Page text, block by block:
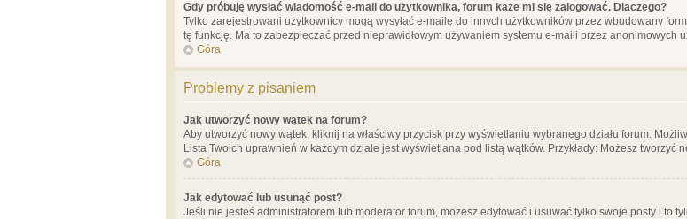
Gdy próbuję wysłać wiadomość e-mail do użytkownika, forum każe mi się zalogować. Dlaczego?
Tylko zarejestrowani użytkownicy mogą wysyłać e-maile do innych użytkowników przez wbudowany
tę funkcję. Ma to zabezpieczać przed nieprawidłowym używaniem systemu e-maili przez anonimowych
Góra
Problemy z pisaniem
Jak utworzyć nowy wątek na forum?
Aby utworzyć nowy wątek, kliknij na właściwy przycisk przy wyświetlaniu wybranego działu forum.
Lista Twoich uprawnień w każdym dziale jest wyświetlana pod listą wątków. Przykłady: Możesz tworzyć
Góra
Jak edytować lub usunąć post?
Jeśli nie jesteś administratorem lub moderator forum, możesz edytować i usuwać tylko swoje posty i to